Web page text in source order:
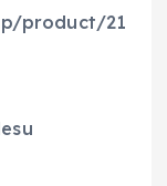
product/21